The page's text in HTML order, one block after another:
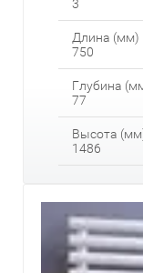
3
Длина (мм)
750
Глубина
77
Высота
1486